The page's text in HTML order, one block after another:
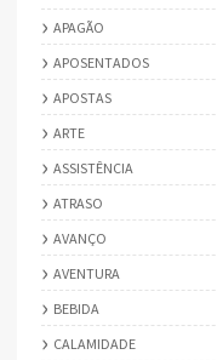
APAGÃO
APOSENTADOS
APOSTAS
ARTE
ASSISTÊNCIA
ATRASO
AVANÇO
AVENTURA
BEBIDA
CALAMIDADE